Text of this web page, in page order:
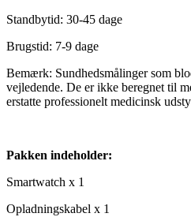
Standbytid: 30-45 dage
Brugstid: 7-9 dage
Bemærk: Sundhedsmålinger som
vejledende. De er ikke beregnet til
erstatte professionelt medicinsk
Pakken indeholder:
Smartwatch x 1
Opladningskabel x 1